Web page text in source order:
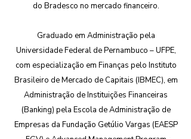
do Bradesco no mercado financeiro.
Graduado em Administração pela
Universidade Federal de Pernambuco – UFPE,
com especialização em Finanças pelo Instituto
Brasileiro de Mercado de Capitais (IBMEC), em
Administração de Instituições Financeiras
(Banking) pela Escola de Administração de
Empresas da Fundação Getúlio Vargas (EAESP